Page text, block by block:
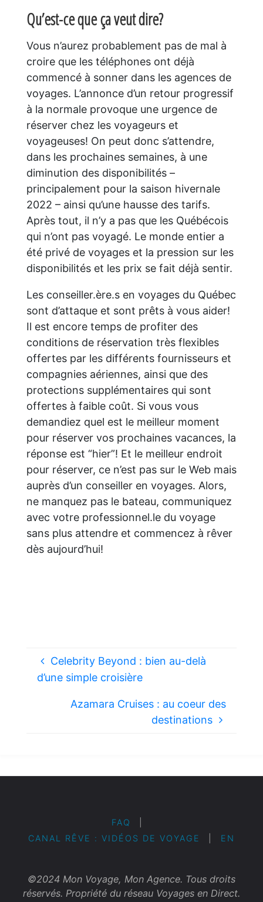
Qu’est-ce que ça veut dire?
Vous n’aurez probablement pas de mal à
croire que les téléphones ont déjà
commencé à sonner dans les agences de
voyages. L’annonce d’un retour progressif
à la normale provoque une urgence de
réserver chez les voyageurs et
voyageuses! On peut donc s’attendre,
dans les prochaines semaines, à une
diminution des disponibilités –
principalement pour la saison hivernale
2022 – ainsi qu’une hausse des tarifs.
Après tout, il n’y a pas que les Québécois
qui n’ont pas voyagé. Le monde entier a
été privé de voyages et la pression sur les
disponibilités et les prix se fait déjà sentir.
Les conseiller.ère.s en voyages du Québec
sont d’attaque et sont prêts à vous aider!
Il est encore temps de profiter des
conditions de réservation très flexibles
offertes par les différents fournisseurs et
compagnies aériennes, ainsi que des
protections supplémentaires qui sont
offertes à faible coût. Si vous vous
demandiez quel est le meilleur moment
pour réserver vos prochaines vacances, la
réponse est “hier”! Et le meilleur endroit
pour réserver, ce n’est pas sur le Web mais
auprès d’un conseiller en voyages. Alors,
ne manquez pas le bateau, communiquez
avec votre professionnel.le du voyage
sans plus attendre et commencez à rêver
dès aujourd’hui!
Celebrity Beyond : bien au-delà
d’une simple croisière
Azamara Cruises : au coeur des
destinations
FAQ
CANAL RÊVE : VIDÉOS DE VOYAGE
EN
©2024 Mon Voyage, Mon Agence. Tous droits
réservés. Propriété du réseau Voyages en Direct.